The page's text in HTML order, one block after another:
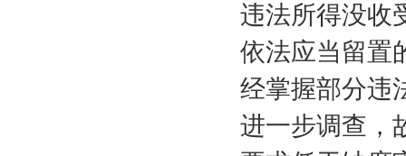
违法所得没收
依法应当留置
经掌握部分违
进一步调查，